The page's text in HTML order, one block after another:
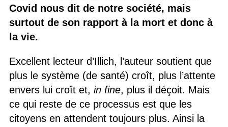
Covid nous dit de notre société, mais
surtout de son rapport à la mort et donc à
la vie.
Excellent lecteur d’Illich, l’auteur soutient que
plus le système (de santé) croît, plus l’attente
envers lui croît et, in fine, plus il déçoit. Mais
ce qui reste de ce processus est que les
citoyens en attendent toujours plus. Ainsi la